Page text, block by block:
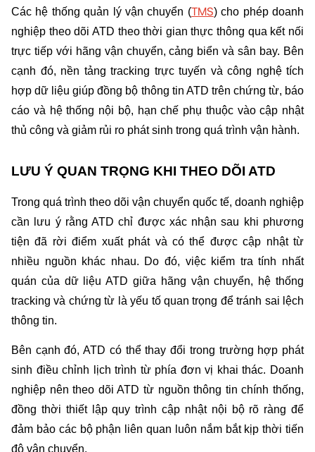
Các hệ thống quản lý vận chuyển (TMS) cho phép doanh
nghiệp theo dõi ATD theo thời gian thực thông qua kết nối
trực tiếp với hãng vận chuyển, cảng biển và sân bay. Bên
cạnh đó, nền tảng tracking trực tuyến và công nghệ tích
hợp dữ liệu giúp đồng bộ thông tin ATD trên chứng từ, báo
cáo và hệ thống nội bộ, hạn chế phụ thuộc vào cập nhật
thủ công và giảm rủi ro phát sinh trong quá trình vận hành.
LƯU Ý QUAN TRỌNG KHI THEO DÕI ATD
Trong quá trình theo dõi vận chuyển quốc tế, doanh nghiệp
cần lưu ý rằng ATD chỉ được xác nhận sau khi phương
tiện đã rời điểm xuất phát và có thể được cập nhật từ
nhiều nguồn khác nhau. Do đó, việc kiểm tra tính nhất
quán của dữ liệu ATD giữa hãng vận chuyển, hệ thống
tracking và chứng từ là yếu tố quan trọng để tránh sai lệch
thông tin.
Bên cạnh đó, ATD có thể thay đổi trong trường hợp phát
sinh điều chỉnh lịch trình từ phía đơn vị khai thác. Doanh
nghiệp nên theo dõi ATD từ nguồn thông tin chính thống,
đồng thời thiết lập quy trình cập nhật nội bộ rõ ràng để
đảm bảo các bộ phận liên quan luôn nắm bắt kịp thời tiến
độ vận chuyển.